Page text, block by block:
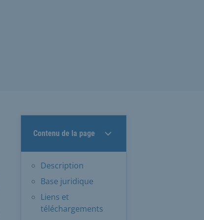
Contenu de la page
Description
Base juridique
Liens et
téléchargements